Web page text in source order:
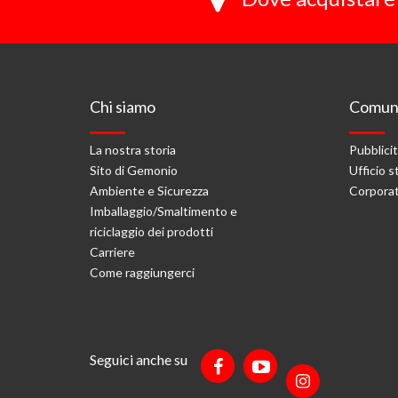
Chi siamo
La nostra storia
Sito di Gemonio
Ambiente e Sicurezza
Imballaggio/Smaltimento e
riciclaggio dei prodotti
Carriere
Come raggiungerci
Ufficio
Seguici anche su